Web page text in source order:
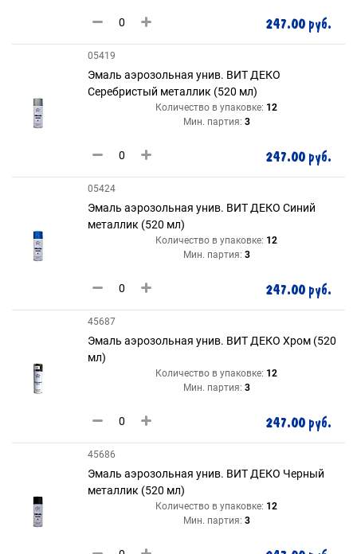
247.00 руб.
05419
Эмаль аэрозольная унив. ВИТ ДЕКО
Серебристый металлик (520 мл)
Количество в упаковке: 12
Мин. партия: 3
247.00 руб.
05424
Эмаль аэрозольная унив. ВИТ ДЕКО Синий
металлик (520 мл)
Количество в упаковке: 12
Мин. партия: 3
247.00 руб.
45687
Эмаль аэрозольная унив. ВИТ ДЕКО Хром (520
мл)
Количество в упаковке: 12
Мин. партия: 3
247.00 руб.
45686
Эмаль аэрозольная унив. ВИТ ДЕКО Черный
металлик (520 мл)
Количество в упаковке: 12
Мин. партия: 3